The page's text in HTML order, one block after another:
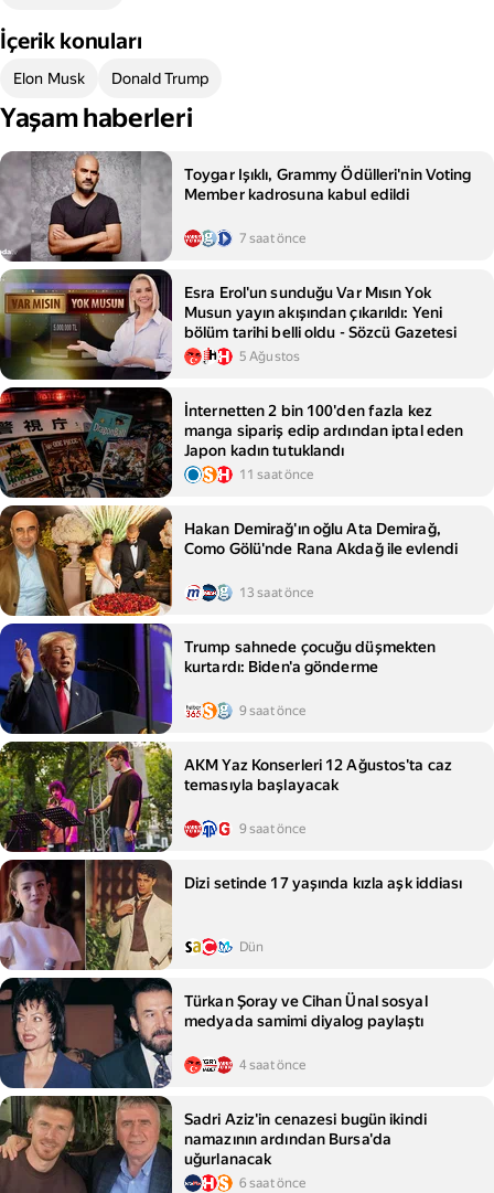
İçerik konuları
Elon Musk Donald Trump
Yaşam haberleri
Toygar Işıklı, Grammy Ödülleri'nin Voting
Member kadrosuna kabul edildi
7 saat önce
Esra Erol'un sunduğu Var Mısın Yok
Musun yayın akışından çıkarıldı: Yeni
bölüm tarihi belli oldu - Sözcü Gazetesi
5 Ağustos
İnternetten 2 bin 100'den fazla kez
manga sipariş edip ardından iptal eden
Japon kadın tutuklandı
11 saat önce
Hakan Demirağ'ın oğlu Ata Demirağ,
Como Gölü'nde Rana Akdağ ile evlendi
13 saat önce
Trump sahnede çocuğu düşmekten
kurtardı: Biden'a gönderme
9 saat önce
AKM Yaz Konserleri 12 Ağustos'ta caz
temasıyla başlayacak
9 saat önce
Dizi setinde 17 yaşında kızla aşk iddiası
Dün
Türkan Şoray ve Cihan Ünal sosyal
medyada samimi diyalog paylaştı
4 saat önce
Sadri Aziz'in cenazesi bugün ikindi
namazının ardından Bursa'da
uğurlanacak
6 saat önce